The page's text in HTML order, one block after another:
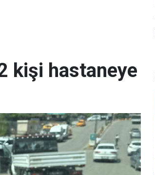
kişi hastaneye